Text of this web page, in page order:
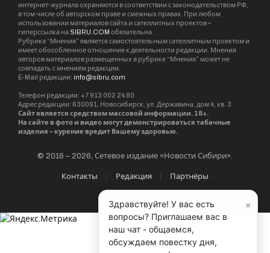
интернет-журнала охраняются в соответствии с законодательством РФ,
в том числе об авторском праве и смежных правах. При любом
использовании материалов сайта и сателлитных проектов –
гиперссылка на SIBRU.COM обязательна.
Рубрика “Мнения” является самостоятельным сателлитным проектом и
имеет обособленное отношение к деятельности редакции. Мнения
авторов материалов размещенных в рубрике “Мнения” может не
совпадать с мнением редакции.
E-Mail редакции: info@sibru.com
Телефон редакции: +7 913 002 24 80
Адрес редакции: 630091, Новосибирск, ул. Державина, дом 4, кв. 3
Сайт является средством массовой информации. 18+.
На сайте в фото и видео могут демонстрироваться табачные
изделия – курение вредит Вашему здоровью.
© 2016 – 2026, Сетевое издание «Новости Сибири».
Контакты Редакция Партнёры
×
Здравствуйте! У вас есть
вопросы? Приглашаем вас в
наш чат - общаемся,
обсуждаем повестку дня,